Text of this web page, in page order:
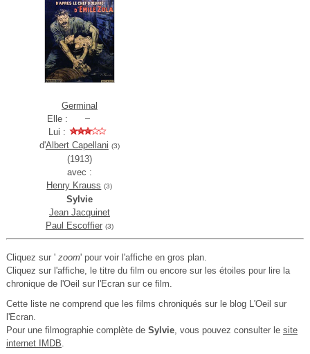
Germinal
Elle :
Lui :
d'Albert Capellani (3)
(1913)
avec :
Henry Krauss (3)
Sylvie
Jean Jacquinet
Paul Escoffier (3)
Cliquez sur ' zoom' pour voir l'affiche en gros plan.
Cliquez sur l'affiche, le titre du film ou encore sur les étoiles pour lire la
chronique de l'Oeil sur l'Ecran sur ce film.
Cette liste ne comprend que les films chroniqués sur le blog L'Oeil sur
l'Ecran.
Pour une filmographie complète de Sylvie, vous pouvez consulter le site
internet IMDB.